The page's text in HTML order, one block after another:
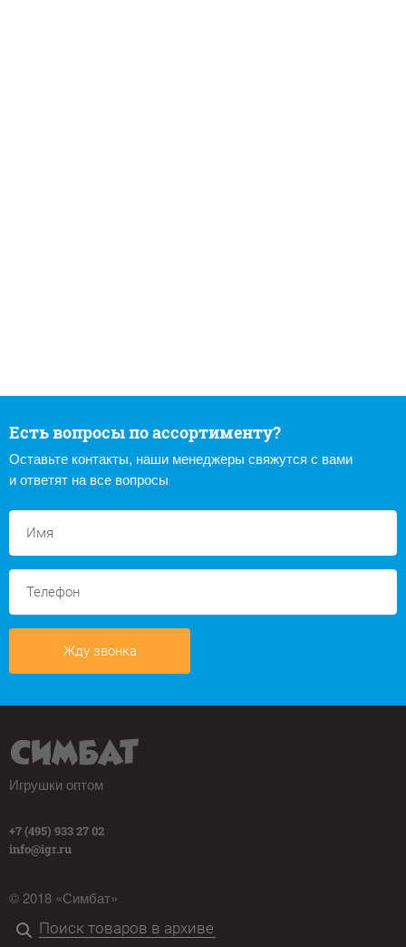
Есть вопросы по ассортименту?
Оставьте контакты, наши менеджеры свяжутся с вами
и ответят на все вопросы
Жду звонка
Игрушки оптом
+7 (495) 933 27 02
info@igr.ru
© 2018 «Симбат»